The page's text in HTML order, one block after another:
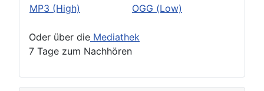
MP3 (High)
OGG (Low)
Oder über die Mediathek
7 Tage zum Nachhören